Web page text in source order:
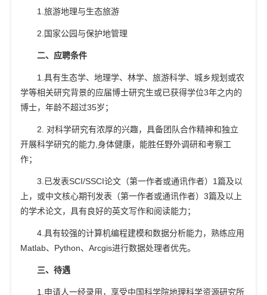
1.旅游地理与生态旅游
2. 国家公园与保护地管理
二、应聘条件
1.具有生态学、地理学、林学、旅游科学、城乡规划或农
学等相关研究背景的应届博士研究生或已获得学位3年之内的
博士，年龄不超过35岁；
2. 对科学研究有浓厚的兴趣，具备团队合作精神和独立
开展科学研究的能力 身体健康，能胜任野外调研和考察工
作；
3. 已发表SCI/SSCI论文（第一作者或通讯作者） 1篇及以
上，或中文核心期刊发表（第一作者或通讯作者）3篇及以上
的学术论文，具有良好的英文写作和阅读能力；
4.具有较强的计算机编程建模和数据分析能力，熟练应用
Matlab、 Python、Arcgis进行数据处理者优先。
三、待遇
1. 申请人一经录用，享受中国科学院地理科学资源研究所